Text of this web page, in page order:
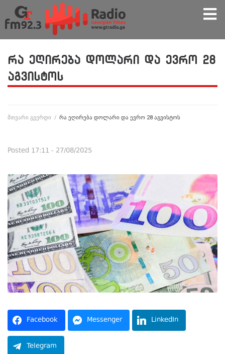
რა ეღირება დოლარი და ევრო 28
აგვისტოს
მთვარი გვერდი / რა ეღირება დოლარი და ევრო 28 აგვისტოს
Posted 17:11 - 27/08/2025
Facebook Messenger LinkedIn
Telegram